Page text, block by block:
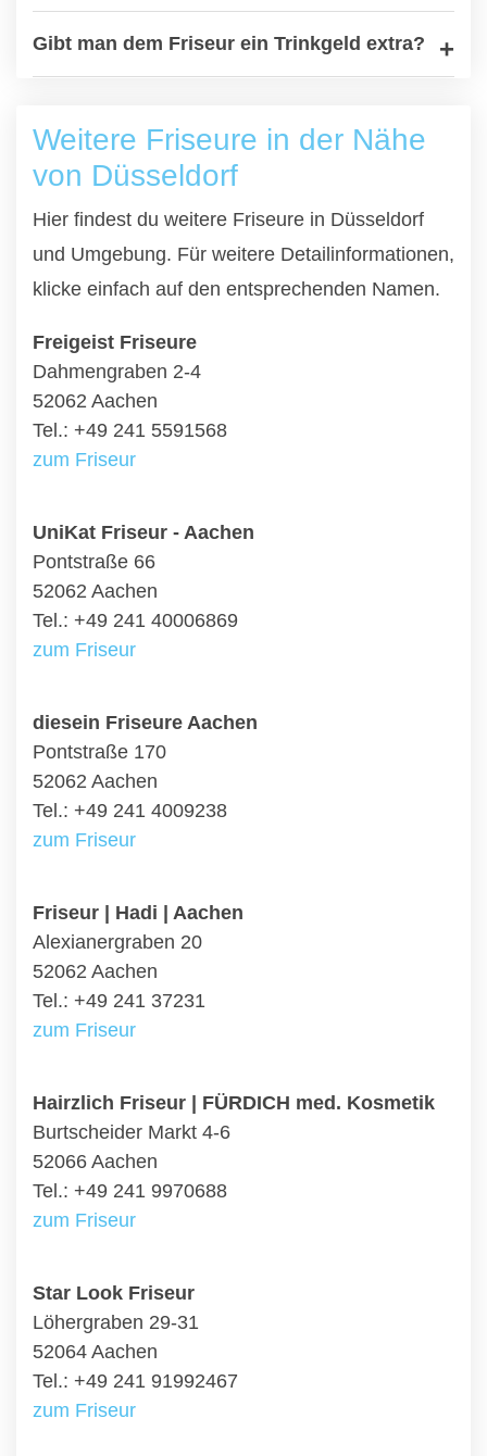
Gibt man dem Friseur ein Trinkgeld extra?
Weitere Friseure in der Nähe
von Düsseldorf
Hier findest du weitere Friseure in Düsseldorf
und Umgebung. Für weitere Detailinformationen,
klicke einfach auf den entsprechenden Namen.
Freigeist Friseure
Dahmengraben 2-4
52062 Aachen
Tel.: +49 241 5591568
zum Friseur
UniKat Friseur - Aachen
Pontstraße 66
52062 Aachen
Tel.: +49 241 40006869
zum Friseur
diesein Friseure Aachen
Pontstraße 170
52062 Aachen
Tel.: +49 241 4009238
zum Friseur
Friseur | Hadi | Aachen
Alexianergraben 20
52062 Aachen
Tel.: +49 241 37231
zum Friseur
Hairzlich Friseur | FÜRDICH med. Kosmetik
Burtscheider Markt 4-6
52066 Aachen
Tel.: +49 241 9970688
zum Friseur
Star Look Friseur
Löhergraben 29-31
52064 Aachen
Tel.: +49 241 91992467
zum Friseur